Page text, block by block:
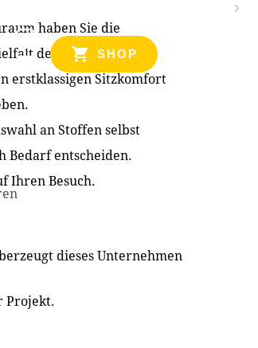
SHOP
haben Sie die
der Produkte zu
erstklassigen Sitzkomfort
an Stoffen selbst
Bedarf entscheiden.
Ihren Besuch.
dieses Unternehmen
Projekt.